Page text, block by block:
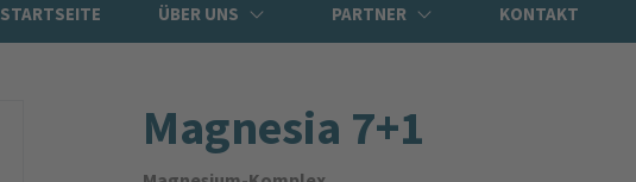
STARTSEITE ÜBER UNS PARTNER KONTAKT
Magnesia 7+1